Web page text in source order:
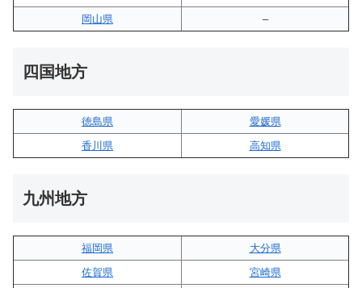
岡山県
–
四国地方
徳島県
愛媛県
香川県
高知県
九州地方
福岡県
大分県
佐賀県
宮崎県